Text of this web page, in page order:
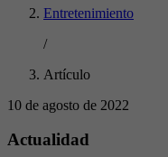
Entretenimiento
/
Artículo
10 de agosto de 2022
Actualidad